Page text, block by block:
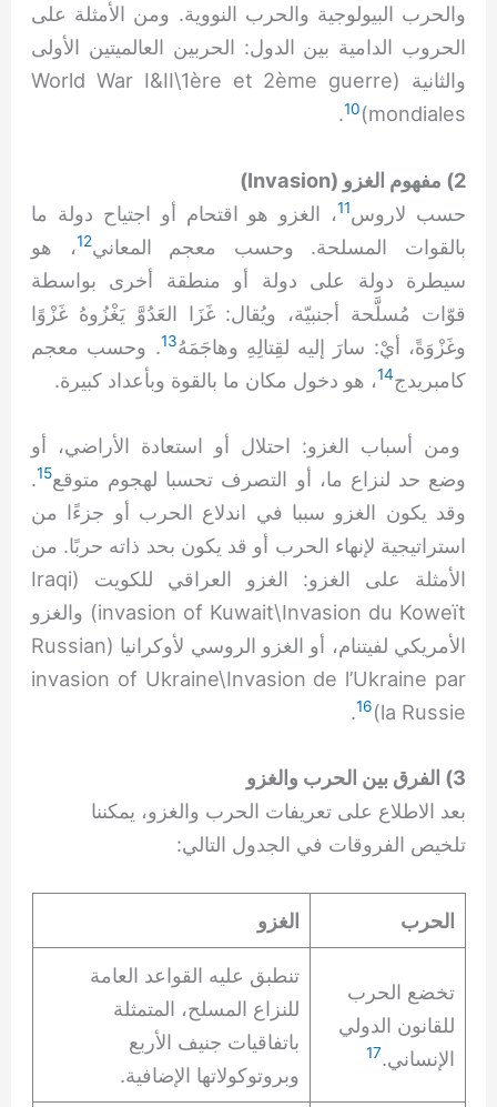
والحرب البيولوجية والحرب النووية. ومن الأمثلة على
الحروب الدامية بين الدول: الحربين العالميتين الأولى
والثانية (World War I&II\1ère et 2ème guerre
mondiales)
10
.
2) مفهوم الغزو (Invasion)
حسب لاروس11، الغزو هو اقتحام أو اجتياح دولة ما
بالقوات المسلحة. وحسب معجم المعاني12، هو
سيطرة دولة على دولة أو منطقة أخرى بواسطة
قوّات مُسلَّحة أجنبيّة، ويُقال: غَزَا العَدُوَّ يَغْزُوهُ غَزْوًا
وغَزْوَةً، أيْ: سارَ إليه لقِتالِهِ وهاجَمَهُ13. وحسب معجم
كامبريدج14، هو دخول مكان ما بالقوة وبأعداد كبيرة.
ومن أسباب الغزو: احتلال أو استعادة الأراضي، أو
وضع حد لنزاع ما، أو التصرف تحسبا لهجوم متوقع15
.
وقد يكون الغزو سببا في اندلاع الحرب أو جزءًا من
استراتيجية لإنهاء الحرب أو قد يكون بحد ذاته حربًا. من
الأمثلة على الغزو: الغزو العراقي للكويت (Iraqi
invasion of Kuwait\Invasion du Koweït) والغزو
الأمريكي لفيتنام، أو الغزو الروسي لأوكرانيا (Russian
invasion of Ukraine\Invasion de l’Ukraine par
la Russie)
16
.
3) الفرق بين الحرب والغزو
بعد الاطلاع على تعريفات الحرب والغزو، يمكننا
تلخيص الفروقات في الجدول التالي:
الحرب الغزو
تخضع الحرب
للقانون الدولي
الإنساني.17
تنطبق عليه القواعد العامة
للنزاع المسلح، المتمثلة
باتفاقيات جنيف الأربع
وبروتوكولاتها الإضافية.